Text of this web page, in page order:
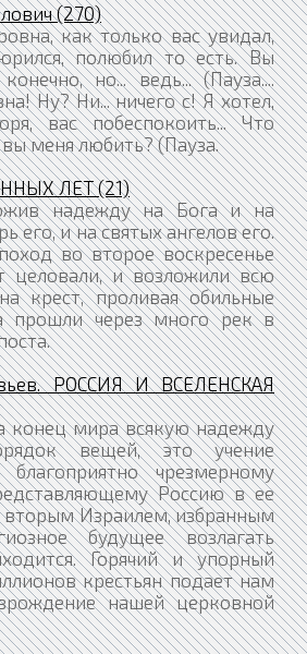
(270)
как только вас увидал,
полюбил то есть. Вы
но... ведь... (Пауза....
Ну? Ни... ничего с! Я хотел,
вас побеспокоить... Что
меня любить? (Пауза.
ЛЕТ (21)
надежду на Бога и на
его, и на святых ангелов его.
во второе воскресенье
целовали, и возложили всю
крест, проливая обильные
прошли через много рек в
РОССИЯ И ВСЕЛЕНСКАЯ
конец мира всякую надежду
вещей, это учение
чрезмерному
Россию в ее
Израилем, избранным
будущее возлагать
Горячий и упорный
крестьян подает нам
нашей церковной